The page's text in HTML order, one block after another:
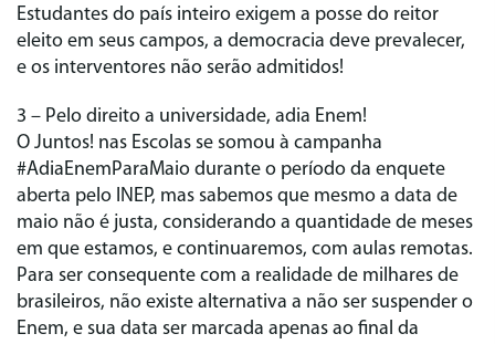
Estudantes do país inteiro exigem a posse do reitor
eleito em seus campos, a democracia deve prevalecer,
e os interventores não serão admitidos!
3 – Pelo direito a universidade, adia Enem!
O Juntos! nas Escolas se somou à campanha
#AdiaEnemParaMaio durante o período da enquete
aberta pelo INEP, mas sabemos que mesmo a data de
maio não é justa, considerando a quantidade de meses
em que estamos, e continuaremos, com aulas remotas.
Para ser consequente com a realidade de milhares de
brasileiros, não existe alternativa a não ser suspender o
Enem, e sua data ser marcada apenas ao final da